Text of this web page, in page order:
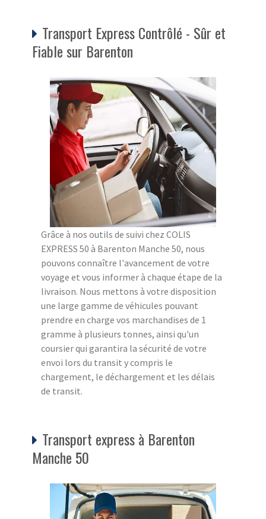
Transport Express Contrôlé - Sûr et
Fiable sur Barenton
Grâce à nos outils de suivi chez COLIS
EXPRESS 50 à Barenton Manche 50, nous
pouvons connaître l'avancement de votre
voyage et vous informer à chaque étape de la
livraison. Nous mettons à votre disposition
une large gamme de véhicules pouvant
prendre en charge vos marchandises de 1
gramme à plusieurs tonnes, ainsi qu'un
coursier qui garantira la sécurité de votre
envoi lors du transit y compris le
chargement, le déchargement et les délais
de transit.
Transport express à Barenton
Manche 50